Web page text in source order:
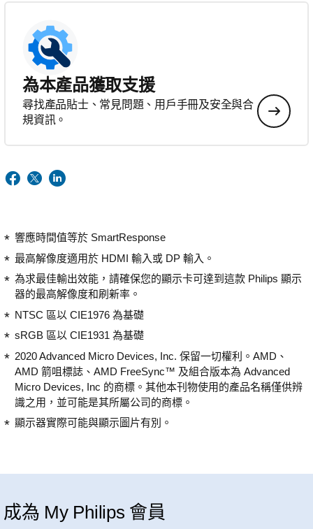
為本產品獲取支援
尋找產品貼士、常見問題、用戶手冊及安全與合
規資訊。
響應時間值等於 SmartResponse
最高解像度適用於 HDMI 輸入或 DP 輸入。
為求最佳輸出效能，請確保您的顯示卡可達到這款 Philips 顯示
器的最高解像度和刷新率。
NTSC 區以 CIE1976 為基礎
sRGB 區以 CIE1931 為基礎
2020 Advanced Micro Devices, Inc. 保留一切權利。AMD、
AMD 箭咀標誌、AMD FreeSync™ 及組合版本為 Advanced
Micro Devices, Inc 的商標。其他本刊物使用的產品名稱僅供辨
識之用，並可能是其所屬公司的商標。
顯示器實際可能與顯示圖片有別。
成為 My Philips 會員